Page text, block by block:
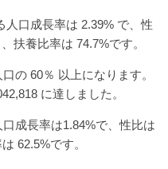
人口成長率は 2.39% で、性
扶養比率は 74.7%です。
の 60％ 以上になります。
に達しました。
成長率は1.84%で、性比は
62.5%です。